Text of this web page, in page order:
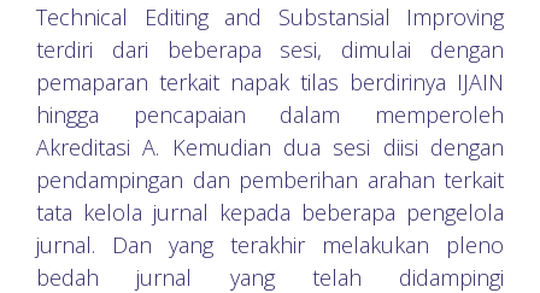
Technical Editing and Substansial Improving
terdiri dari beberapa sesi, dimulai dengan
pemaparan terkait napak tilas berdirinya IJAIN
hingga pencapaian dalam memperoleh
Akreditasi A. Kemudian dua sesi diisi dengan
pendampingan dan pemberihan arahan terkait
tata kelola jurnal kepada beberapa pengelola
jurnal. Dan yang terakhir melakukan pleno
bedah jurnal yang telah didampingi